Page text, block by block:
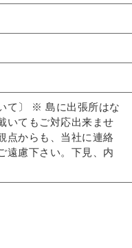
て〕 ※ 島に出張所はな
いてもご対応出来ませ
点からも、当社に連絡
遠慮下さい。下見、内